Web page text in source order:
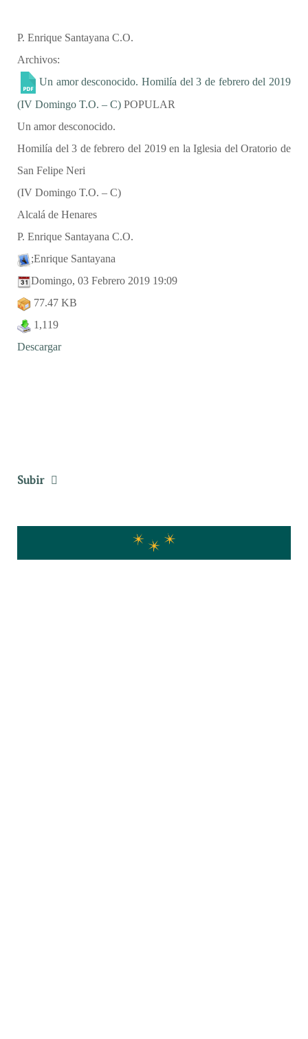
P. Enrique Santayana C.O.
Archivos:
Un amor desconocido. Homilía del 3 de febrero del 2019
(IV Domingo T.O. – C) POPULAR
Un amor desconocido.
Homilía del 3 de febrero del 2019 en la Iglesia del Oratorio de
San Felipe Neri
(IV Domingo T.O. – C)
Alcalá de Henares
P. Enrique Santayana C.O.
;Enrique Santayana
Domingo, 03 Febrero 2019 19:09
77.47 KB
1,119
Descargar
Subir